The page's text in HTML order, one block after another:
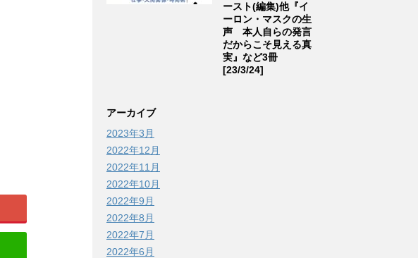
ースト(編集)他『イ
ーロン・マスクの生
声 本人自らの発言
だからこそ見える真
実』など3冊
[23/3/24]
アーカイブ
2023年3月
2022年12月
2022年11月
2022年10月
2022年9月
2022年8月
2022年7月
2022年6月